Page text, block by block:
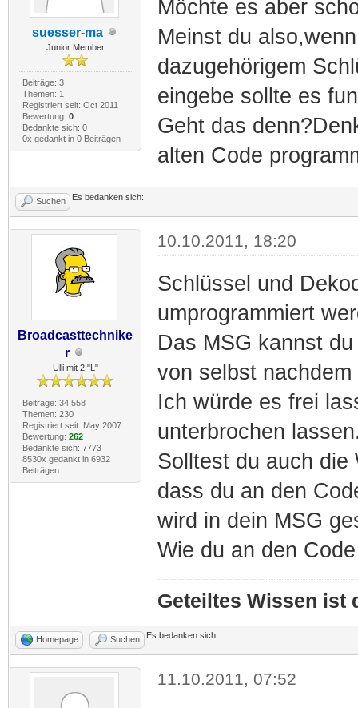
suesser-ma
Junior Member
Beiträge: 3
Themen: 1
Registriert seit: Oct 2011
Bewertung: 0
Bedankte sich: 0
0x gedankt in 0 Beiträgen
Möchte es aber
Meinst du
dazugehörigem
eingebe sollte es
Geht das
alten Code
Suchen Es bedanken sich:
Broadcasttechnike
r
Ulli mit 2 "L"
Beiträge: 34.558
Themen: 230
Registriert seit: May 2007
Bewertung: 262
Bedankte sich: 7773
8530x gedankt in 6932
Beiträgen
10.10.2011, 18:20
Schlüssel und
umprogrammiert
Das MSG kannst
von selbst
Ich würde es frei
unterbrochen
Solltest du auch die
dass du an den
wird in dein MSG
Wie du an den
Geteiltes Wissen ist
Homepage Suchen Es bedanken sich:
11.10.2011, 07:52